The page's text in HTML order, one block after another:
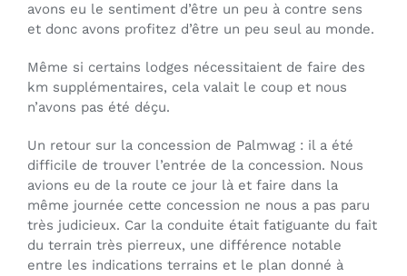
avons eu le sentiment d’être un peu à contre sens
et donc avons profitez d’être un peu seul au monde.
Même si certains lodges nécessitaient de faire des
km supplémentaires, cela valait le coup et nous
n’avons pas été déçu.
Un retour sur la concession de Palmwag : il a été
difficile de trouver l’entrée de la concession. Nous
avions eu de la route ce jour là et faire dans la
même journée cette concession ne nous a pas paru
très judicieux. Car la conduite était fatiguante du fait
du terrain très pierreux, une différence notable
entre les indications terrains et le plan donné à